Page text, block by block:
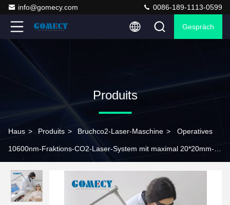
info@gomecy.com 0086-189-1113-0599
Gespräch
Produits
Haus > Produits > Bruchco2-Laser-Maschine > Operatives
10600nm-Fraktions-CO2-Laser-System mit maximal 20*20mm-